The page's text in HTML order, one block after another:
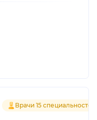
Врачи 15 специальностей